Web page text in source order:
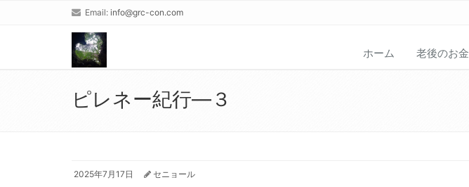
Email: info@grc-con.com
ホーム 老後のお金
ピレネー紀行―３
2025年7月17日 セニョール